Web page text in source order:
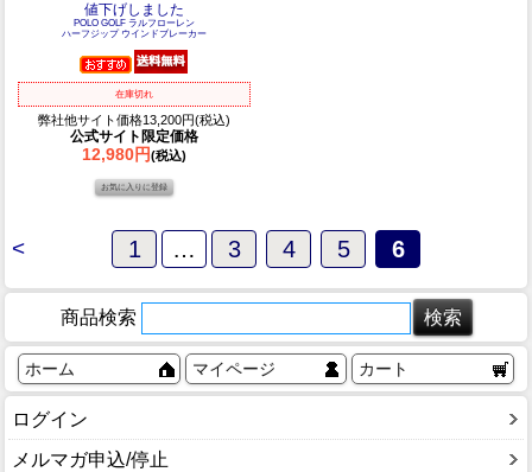
値下げしました
POLO GOLF ラルフローレン
ハーフジップ ウインドブレーカー
在庫切れ
弊社他サイト価格13,200円(税込)
公式サイト限定価格
12,980円(税込)
< 1 … 3 4 5 6
商品検索
ホーム マイページ カート
ログイン
メルマガ申込/停止